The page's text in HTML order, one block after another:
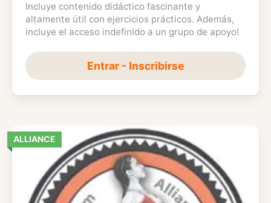
Incluye contenido didáctico fascinante y
altamente útil con ejercicios prácticos. Además,
incluye el acceso indefinido a un grupo de apoyo!
Entrar - Inscribirse
ALLIANCE